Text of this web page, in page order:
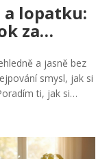
a lopatku:
za
a jasně bez
smysl, jak si
ti, jak si
čas i nervy. Vše
tipech.